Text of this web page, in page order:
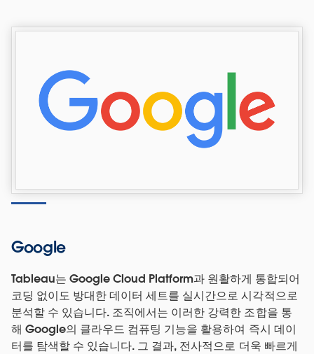
Google
Tableau는 Google Cloud Platform과 원활하게 통합되어
코딩 없이도 방대한 데이터 세트를 실시간으로 시각적으로
분석할 수 있습니다. 조직에서는 이러한 강력한 조합을 통
해 Google의 클라우드 컴퓨팅 기능을 활용하여 즉시 데이
터를 탐색할 수 있습니다. 그 결과, 전사적으로 더욱 빠르게